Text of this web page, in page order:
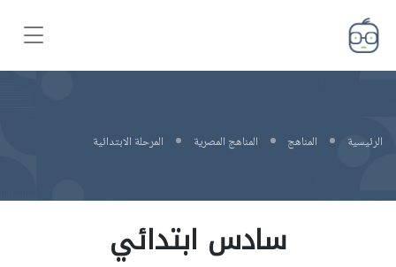
الرئيسية المناهج المناهج المصرية المرحلة الابتدائية
سادس ابتدائي